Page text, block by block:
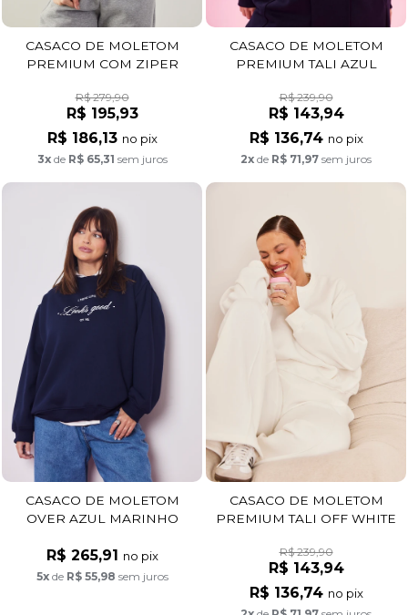
CASACO DE MOLETOM
PREMIUM COM ZIPER
R$ 279,90
R$ 195,93
R$ 186,13 no pix
3xde R$ 65,31 sem juros
CASACO DE MOLETOM
PREMIUM TALI AZUL
R$ 239,90
R$ 143,94
R$ 136,74 no pix
2x de R$ 71,97 sem juros
CASACO DE MOLETOM
OVER AZUL MARINHO
R$ 265,91 no pix
5xde R$ 55,98 sem juros
CASACO DE MOLETOM
PREMIUM TALI OFF WHITE
R$ 239,90
R$ 143,94
R$ 136,74 no pix